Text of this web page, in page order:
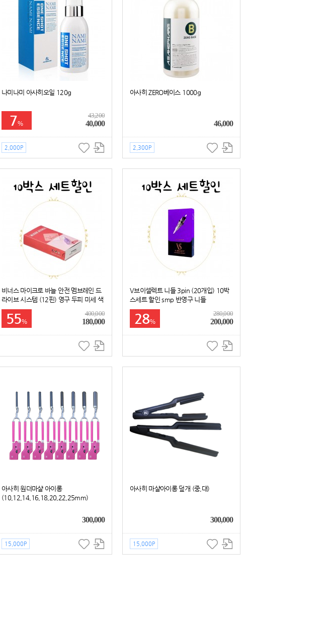
나미나미 아사히오일 120g
7%
43,200
40,000
2,000P
아사히 ZERO베이스 1000g
46,000
2,300P
비너스 마이크로 바늘 안전 멤브레인 드
라이브 시스템 (12핀) 영구 두피 미세 색
소 침착 니들 10박스세트할인
55%
400,000
180,000
V브이셀렉트 니들 3pin (20개입) 10박
스세트 할인 smp 반영구 니들
28%
280,000
200,000
아사히 원더마샬 아이롱
(10,12,14,16,18,20,22,25mm)
300,000
15,000P
아사히 마샬아이롱 덮개 (중,대)
300,000
15,000P